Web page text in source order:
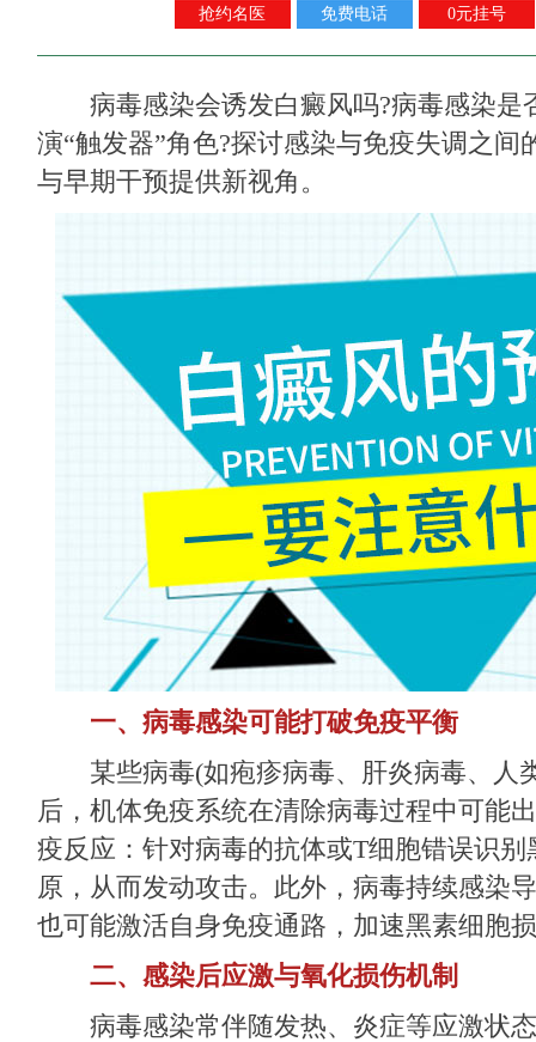
抢约名医 免费电话 0元挂号
病毒感染会诱发白癜风吗?病毒感染是
演“触发器”角色?探讨感染与免疫失调之间
与早期干预提供新视角。
一、病毒感染可能打破免疫平衡
某些病毒(如疱疹病毒、肝炎病毒、人
后，机体免疫系统在清除病毒过程中可能
疫反应：针对病毒的抗体或T细胞错误识
原，从而发动攻击。此外，病毒持续感染
也可能激活自身免疫通路，加速黑素细胞
二、感染后应激与氧化损伤机制
病毒感染常伴随发热、炎症等应激状态